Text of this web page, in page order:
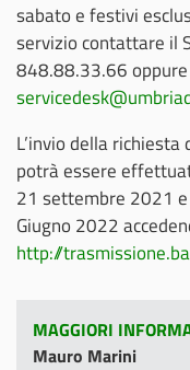
sabato e festivi
servizio contattare il
848.88.33.66
L’invio della
potrà essere
21 settembre 2021
Giugno 2022
http://
MAGGIORI
Mauro Marini